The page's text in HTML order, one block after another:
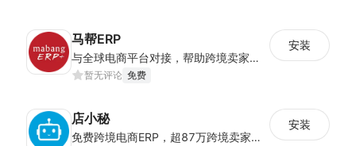
马帮ERP
与全球电商平台对接，帮助跨境卖家实现一站式、跨平台、多店铺的管理，打造高效的管理方法和解决方案。
暂无评论 免费
安装
店小秘
免费跨境电商ERP，超87万跨境卖家的共同选择。支持50+主流电商平台，提供产品刊登、打单发货、数据采集、店铺搬家、数据统计、库存管理等全流程跨境电商解决方案。
安装